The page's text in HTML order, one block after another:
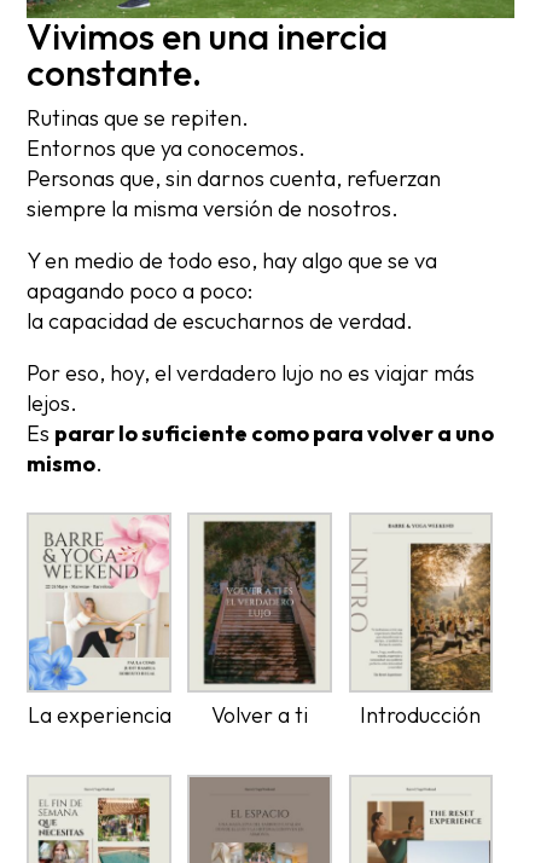
Vivimos en una inercia
constante.
Rutinas que se repiten.
Entornos que ya conocemos.
Personas que, sin darnos cuenta, refuerzan
siempre la misma versión de nosotros.
Y en medio de todo eso, hay algo que se va
apagando poco a poco:
la capacidad de escucharnos de verdad.
Por eso, hoy, el verdadero lujo no es viajar más
lejos.
Es parar lo suficiente como para volver a uno
mismo.
La experiencia Volver a ti Introducción